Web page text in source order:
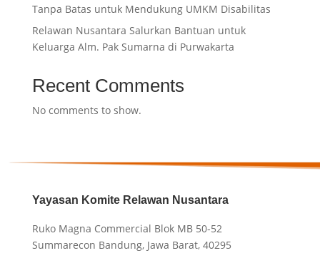
Tanpa Batas untuk Mendukung UMKM Disabilitas
Relawan Nusantara Salurkan Bantuan untuk
Keluarga Alm. Pak Sumarna di Purwakarta
Recent Comments
No comments to show.
Yayasan Komite Relawan Nusantara
Ruko Magna Commercial Blok MB 50-52
Summarecon Bandung, Jawa Barat, 40295